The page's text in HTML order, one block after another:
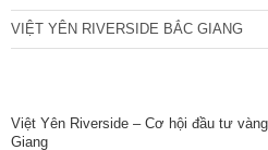
VIỆT YÊN RIVERSIDE BẮC GIANG
Việt Yên Riverside – Cơ hội đầu tư
Giang